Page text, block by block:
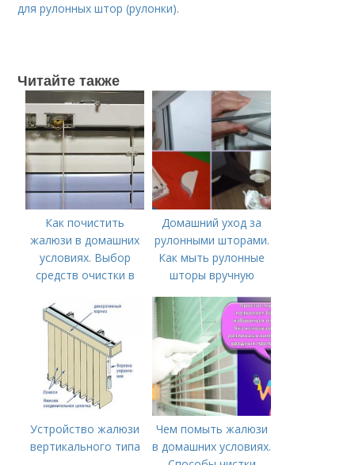
для рулонных штор (рулонки).
Читайте также
Как почистить
жалюзи в домашних
условиях. Выбор
средств очистки в
материала
Домашний уход за
рулонными шторами.
Как мыть рулонные
шторы вручную
Устройство жалюзи
вертикального типа
Чем помыть жалюзи
в домашних условиях.